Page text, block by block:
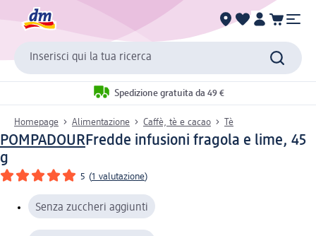
Inserisci qui la tua ricerca
Spedizione gratuita da 49 €
Homepage Alimentazione Caffè, tè e cacao Tè
POMPADOURFredde infusioni fragola e lime, 45
g
5 (1 valutazione)
Senza zuccheri aggiunti